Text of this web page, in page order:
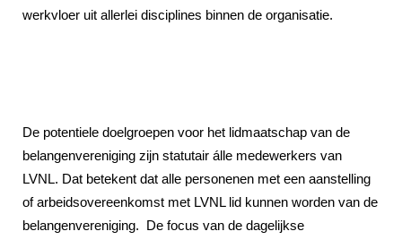
werkvloer uit allerlei disciplines binnen de organisatie.
De potentiele doelgroepen voor het lidmaatschap van de
belangenvereniging zijn statutair álle medewerkers van
LVNL. Dat betekent dat alle personenen met een aanstelling
of arbeidsovereenkomst met LVNL lid kunnen worden van de
belangenvereniging. De focus van de dagelijkse